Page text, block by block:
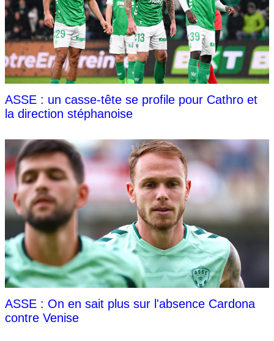
ASSE : un casse-tête se profile pour Cathro et
la direction stéphanoise
ASSE : On en sait plus sur l'absence Cardona
contre Venise